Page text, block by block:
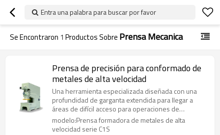
Entra una palabra para buscar por favor
Se Encontraron 1 Productos Sobre Prensa Mecanica
Prensa de precisión para conformado de
metales de alta velocidad
Una herramienta especializada diseñada con una
profundidad de garganta extendida para llegar a
áreas de difícil acceso para operaciones de
punzonado precisas.
modelo:Prensa formadora de metales de alta
velocidad serie C1S